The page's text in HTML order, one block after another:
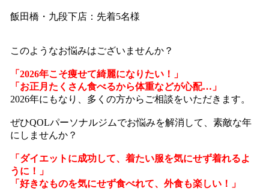
飯田橋・九段下店：先着5名様
このようなお悩みはございませんか？
「2026年こそ痩せて綺麗になりたい！」
「お正月たくさん食べるから体重などが心配…」
2026年にもなり、多くの方からご相談をいただきます。
ぜひQOLパーソナルジムでお悩みを解消して、素敵な年
にしませんか？
「ダイエットに成功して、着たい服を気にせず着れるよ
うに！」
「好きなものを気にせず食べれて、外食も楽しい！」